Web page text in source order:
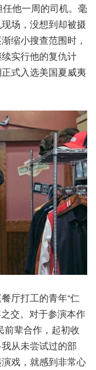
他一周的司机。毫
场，没想到却被摄
缩小搜查范围时，
实行他的复仇计
式入选美国夏威夷
厅打工的青年“仁
交。对于参演本作
前辈合作，起初收
从未尝试过的部
戏，就感到非常心